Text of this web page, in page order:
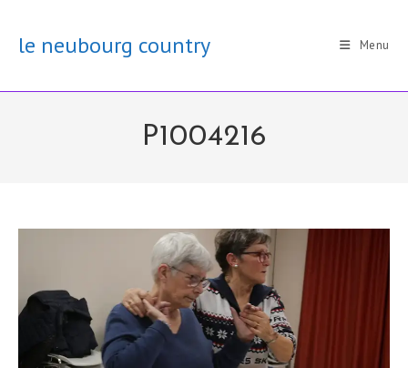
contentle neubourg country Menu
P1004216